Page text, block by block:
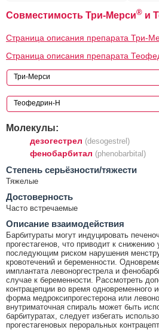
Совместимость Три-Мерси® и
Страница описания препарата Три-
Страница описания препарата
Молекулы:
дезогестрел (desogestrel)
фенобарбитал (phenobarbital)
Cтепень серьёзности/тяжести
Тяжелые
Достоверность
Часто встречаемые
Описание взаимодействия
Барбитураты могут индуцировать
прогестагенов, что приводит к снижению
последующим риском нарушения
кровотечений и беременности.
имплантата левоноргестрела и
случае к беременности. Рассмотреть
контрацепции во время одновременного
форма медроксипрогестерона или
внутриматочная спираль может быть
барбитуратах, следует избегать
прогестагеновых пероральных